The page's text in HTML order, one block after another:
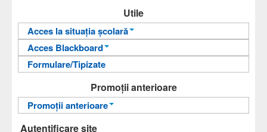
An pregătitor pentru învățarea limbii române
Departamentul de Limbi Moderne și
Comunicare în Afaceri
Utile
Acces la situația școlară
Informații pentru acces
Autentificare
Acces Blackboard
Informații pentru acces
Formulare/Tipizate
Promoții anterioare
Promoții anterioare
Promoții anterioare
Autentificare site